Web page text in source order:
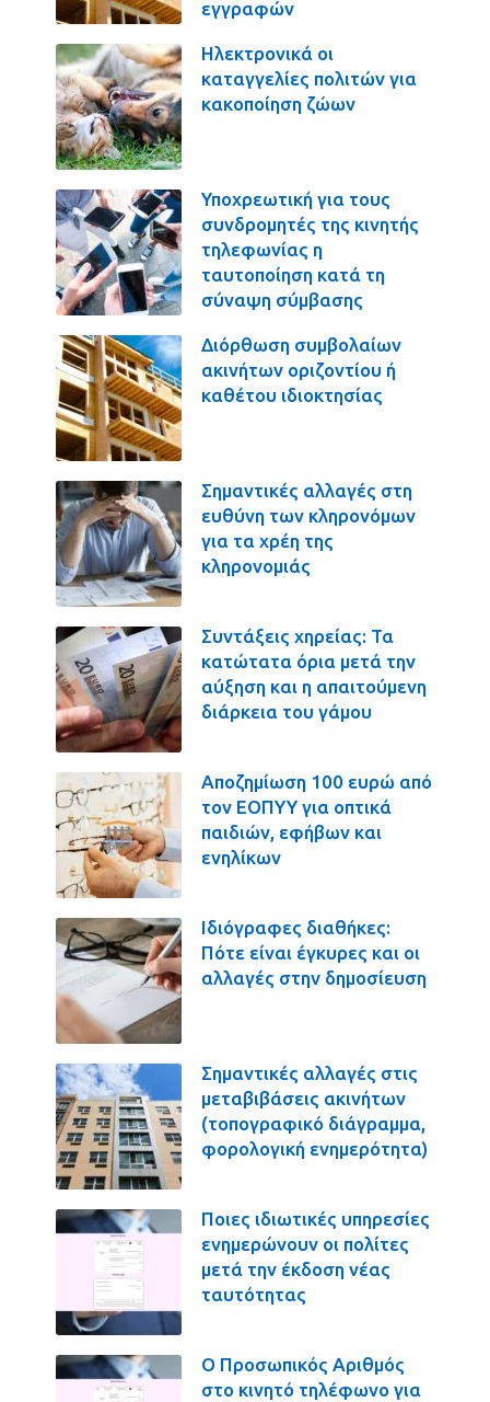
εγγραφών
Ηλεκτρονικά οι
καταγγελίες πολιτών για
κακοποίηση ζώων
Υποχρεωτική για τους
συνδρομητές της κινητής
τηλεφωνίας η
ταυτοποίηση κατά τη
σύναψη σύμβασης
Διόρθωση συμβολαίων
ακινήτων οριζοντίου ή
καθέτου ιδιοκτησίας
Σημαντικές αλλαγές στη
ευθύνη των κληρονόμων
για τα χρέη της
κληρονομιάς
Συντάξεις χηρείας: Τα
κατώτατα όρια μετά την
αύξηση και η απαιτούμενη
διάρκεια του γάμου
Αποζημίωση 100 ευρώ από
τον ΕΟΠΥΥ για οπτικά
παιδιών, εφήβων και
ενηλίκων
Ιδιόγραφες διαθήκες:
Πότε είναι έγκυρες και οι
αλλαγές στην δημοσίευση
Σημαντικές αλλαγές στις
μεταβιβάσεις ακινήτων
(τοπογραφικό διάγραμμα,
φορολογική ενημερότητα)
Ποιες ιδιωτικές υπηρεσίες
ενημερώνουν οι πολίτες
μετά την έκδοση νέας
ταυτότητας
Ο Προσωπικός Αριθμός
στο κινητό τηλέφωνο για